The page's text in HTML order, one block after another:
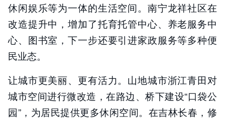
休闲娱乐等为一体的生活空间。南宁龙祥社区在
改造提升中，增加了托育托管中心、养老服务中
心、图书室，下一步还要引进家政服务等多种便
民业态。
让城市更美丽、更有活力。山地城市浙江青田对
城市空间进行微改造，在路边、桥下建设“口袋公
园”，为居民提供更多休闲空间。在吉林长春，修